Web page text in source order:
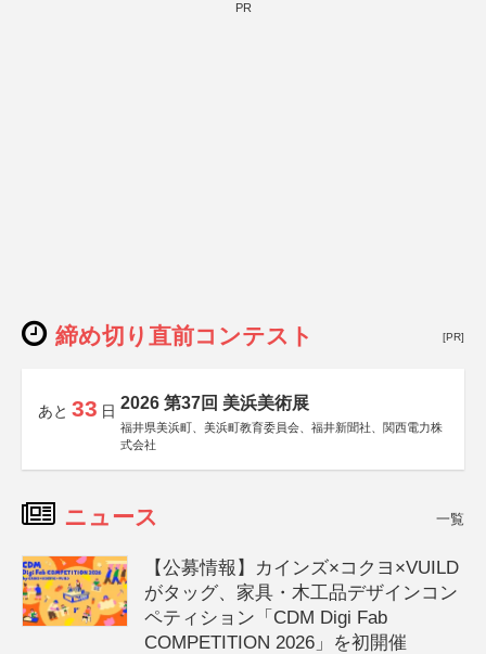
PR
締め切り直前コンテスト [PR]
あと 33 日 2026 第37回 美浜美術展
福井県美浜町、美浜町教育委員会、福井新聞社、関西電力株
式会社
ニュース 一覧
【公募情報】カインズ×コクヨ×VUILD
がタッグ、家具・木工品デザインコン
ペティション「CDM Digi Fab
COMPETITION 2026」を初開催